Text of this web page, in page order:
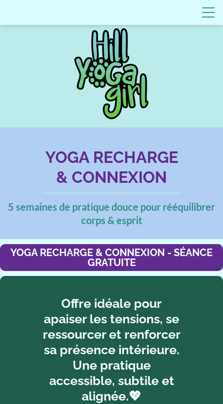
YOGA RECHARGE
& CONNEXION
5 semaines de pratique douce pour rééquilibrer
corps & esprit
YOGA RECHARGE & CONNEXION - SÉANCE
GRATUITE
Offre idéale pour
apaiser les tensions, se
ressourcer et renforcer
sa présence intérieure.
Une pratique
accessible, subtile et
alignée.💖